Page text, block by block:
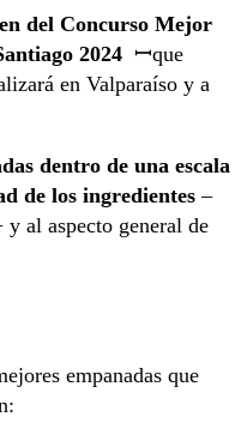
del Concurso Mejor
2024 ꟷque
en Valparaíso y a
dentro de una escala
de los ingredientes–
al aspecto general de
empanadas que